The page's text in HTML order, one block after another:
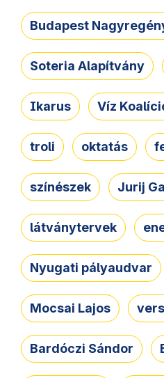
Budapest
Soteria Alapítvány
Ikarus Víz
troli oktatás
színészek Jurij
látványtervek
Nyugati pályaudvar
Mocsai Lajos
Bardóczi Sándor